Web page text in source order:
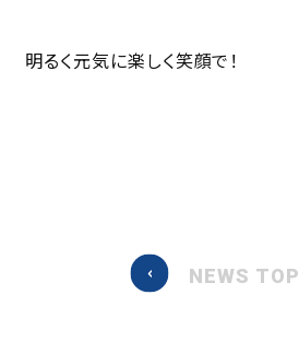
明るく元気に楽しく笑顔で！
NEWS TOP